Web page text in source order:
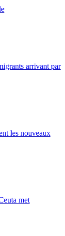
arrivant par
les nouveaux
met